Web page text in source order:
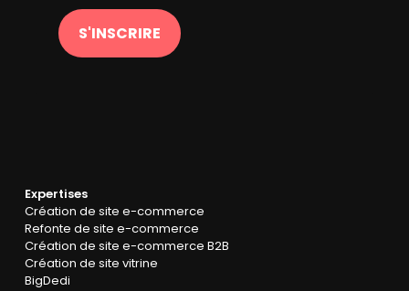
S'INSCRIRE
Expertises
Création de site e-commerce
Refonte de site e-commerce
Création de site e-commerce B2B
Création de site vitrine
BigDedi